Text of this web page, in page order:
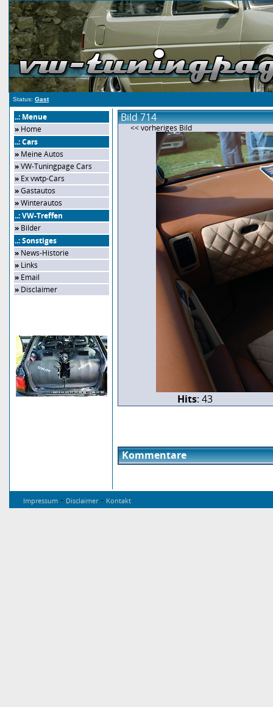
Status: Gast
..: Menue
» Home
..: Cars
» Meine Autos
»VW-Tuningpage Cars
» Ex vwtp-Cars
»Gastautos
»Winterautos
..: VW-Treffen
» Bilder
..: Sonstiges
» News-Historie
» Links
» Email
» Disclaimer
Bild 714
<< vorheriges Bild
Hits: 43
Kommentare
Impressum - Disclaimer- Kontakt